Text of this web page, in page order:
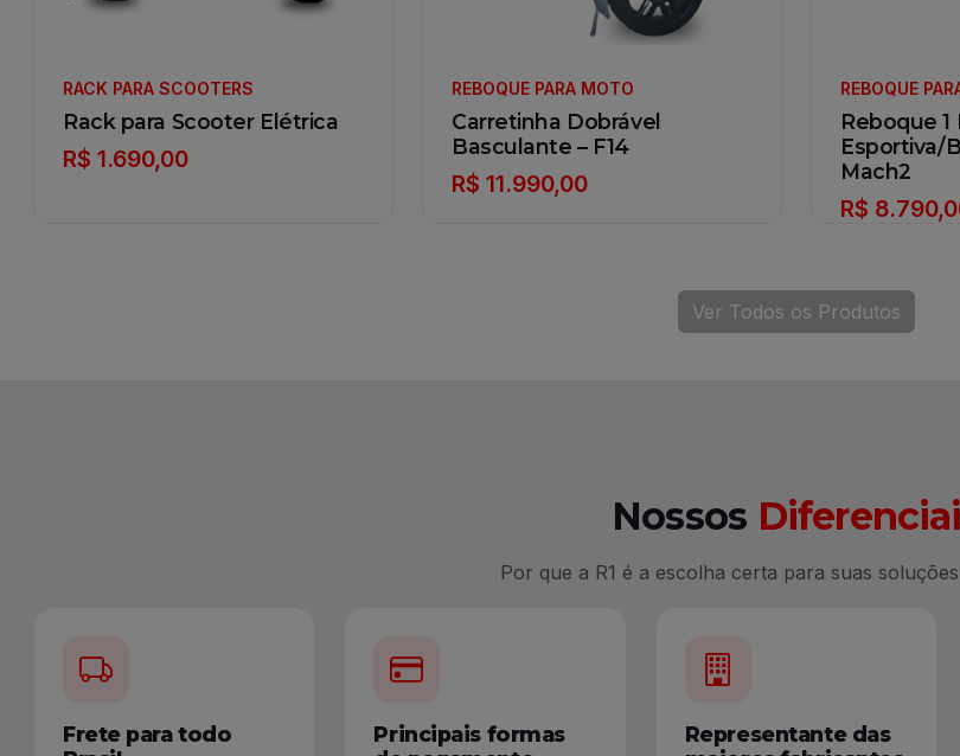
RACK PARA SCOOTERS
Rack para Scooter Elétrica
R$ 1.690,00
REBOQUE PARA MOTO
Carretinha Dobrável
Basculante – F14
R$ 11.990,00
REBOQUE
Reboque 1
Esportiva/
Mach2
R$
Ver Todos os Produtos
Nossos
Por que a R1 é a escolha certa para suas
Frete para todo
Principais formas
Representante das